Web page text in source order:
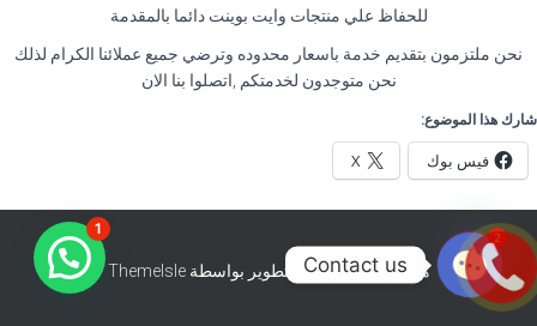
للحفاظ علي منتجات وايت بوينت دائما بالمقدمة
نحن ملتزمون بتقديم خدمة باسعار محدوده وترضي جميع عملائنا الكرام لذلك
نحن متوجدون لخدمتكم ,اتصلوا بنا الان
شارك هذا الموضوع:
فيس بوك X
هستيا (Hestia) | تّم التطوير بواسطة ThemeIsle
1
Contact us
2